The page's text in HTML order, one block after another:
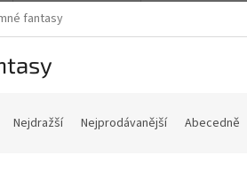
fantasy
Nejdražší Nejprodávanější Abecedně